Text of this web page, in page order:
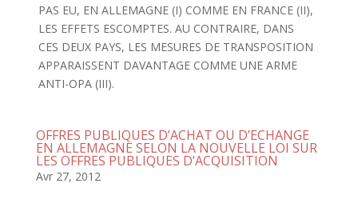
PAS EU, EN ALLEMAGNE (I) COMME EN FRANCE (II),
LES EFFETS ESCOMPTES. AU CONTRAIRE, DANS
CES DEUX PAYS, LES MESURES DE TRANSPOSITION
APPARAISSENT DAVANTAGE COMME UNE ARME
ANTI-OPA (III).
OFFRES PUBLIQUES D’ACHAT OU D’ECHANGE
EN ALLEMAGNE SELON LA NOUVELLE LOI SUR
LES OFFRES PUBLIQUES D’ACQUISITION
Avr 27, 2012